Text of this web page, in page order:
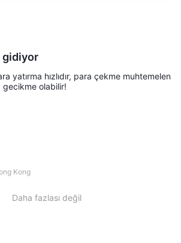
gidiyor
yatırma hızlıdır, para çekme muhtemelen
olabilir!
Kong
Daha fazlası değil